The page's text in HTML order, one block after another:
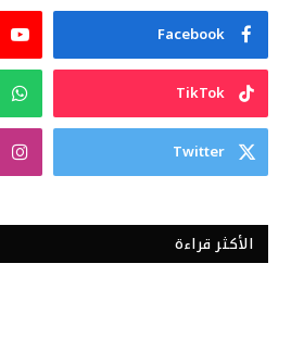
Facebook
TikTok
Twitter
الأكثر قراءة